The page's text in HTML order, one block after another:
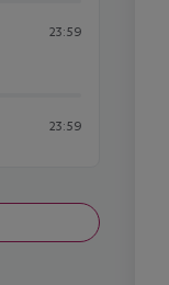
23:59
23:59